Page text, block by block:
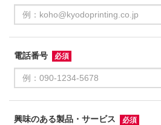
電話番号
興味のある製品・サービス